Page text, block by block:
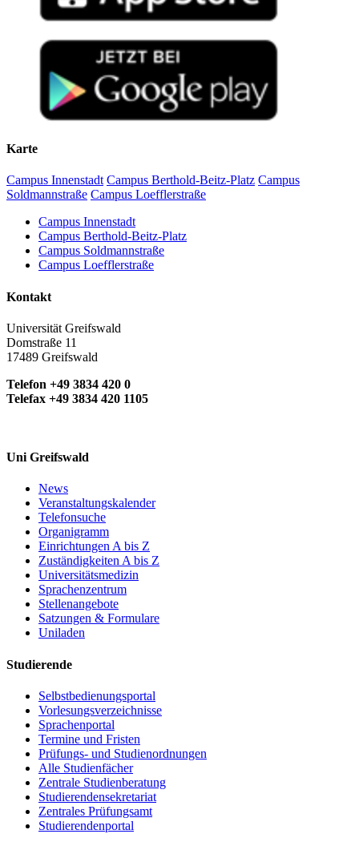
Karte
Campus Innenstadt Campus Berthold-Beitz-Platz Campus
Soldmannstraße Campus Loefflerstraße
Campus Innenstadt
Campus Berthold-Beitz-Platz
Campus Soldmannstraße
Campus Loefflerstraße
Kontakt
Universität Greifswald
Domstraße 11
17489 Greifswald
Telefon +49 3834 420 0
Telefax +49 3834 420 1105
Uni Greifswald
News
Veranstaltungskalender
Telefonsuche
Organigramm
Einrichtungen A bis Z
Zuständigkeiten A bis Z
Universitätsmedizin
Sprachenzentrum
Stellenangebote
Satzungen & Formulare
Uniladen
Studierende
Selbstbedienungsportal
Vorlesungsverzeichnisse
Sprachenportal
Termine und Fristen
Prüfungs- und Studienordnungen
Alle Studienfächer
Zentrale Studienberatung
Studierendensekretariat
Zentrales Prüfungsamt
Studierendenportal